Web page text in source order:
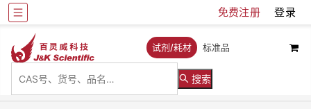
免费注册 登录
试剂/耗材 标准品
搜索